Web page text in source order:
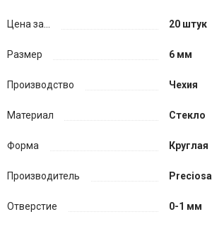
Цена за... 20 штук
Размер 6 мм
Производство Чехия
Материал Стекло
Форма Круглая
Производитель Preciosa
Отверстие 0-1 мм